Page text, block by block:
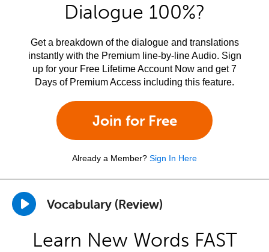
Dialogue 100%?
Get a breakdown of the dialogue and translations
instantly with the Premium line-by-line Audio. Sign
up for your Free Lifetime Account Now and get 7
Days of Premium Access including this feature.
Join for Free
Already a Member? Sign In Here
Vocabulary (Review)
Learn New Words FAST